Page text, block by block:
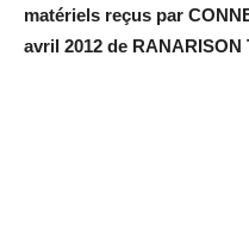
matériels reçus par
avril 2012 de